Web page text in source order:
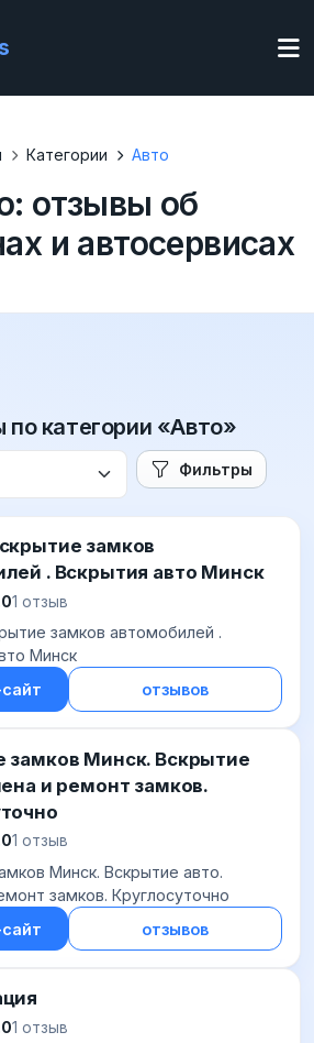
Категории Авто
отзывы об
и автосервисах
по категории «Авто»
Фильтры
замков
. Вскрытия авто Минск
1 отзыв
замков автомобилей .
Минск
отзывов
замков Минск. Вскрытие
и ремонт замков.
1 отзыв
Минск. Вскрытие авто.
замков. Круглосуточно
отзывов
1 отзыв